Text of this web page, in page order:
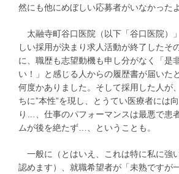
然にも他にめぼしい応募者がいなかった
太融寺町谷口医院（以下「谷口医院）
しい採用が決まり求人活動が終了したそ
に、職歴も志望動機も申し分がなく「是
い！」と感じる人からの履歴書が届いた
何度かありました。そして採用した人が
ちに”本性”を現し、とうてい医療者には
り…、仕事のパフォーマンスは最悪で患
ムが後を絶たず…、ということも。
一般に（とはいえ、これは特に私に強
認めます）、就職希望者が「未熟ですが